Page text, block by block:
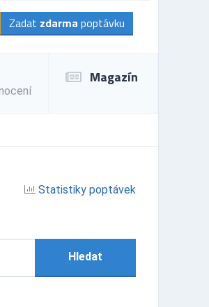
Zadat zdarma poptávku
Magazín
Statistiky poptávek
Hledat